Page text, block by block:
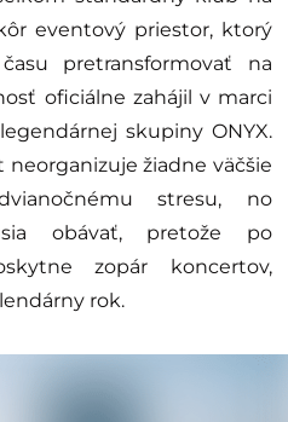
eventový priestor, ktorý
pretransformovať na
oficiálne zahájil v marci
skupiny ONYX.
žiadne väčšie
stresu, no
obávať, pretože po
zopár koncertov,
rok.